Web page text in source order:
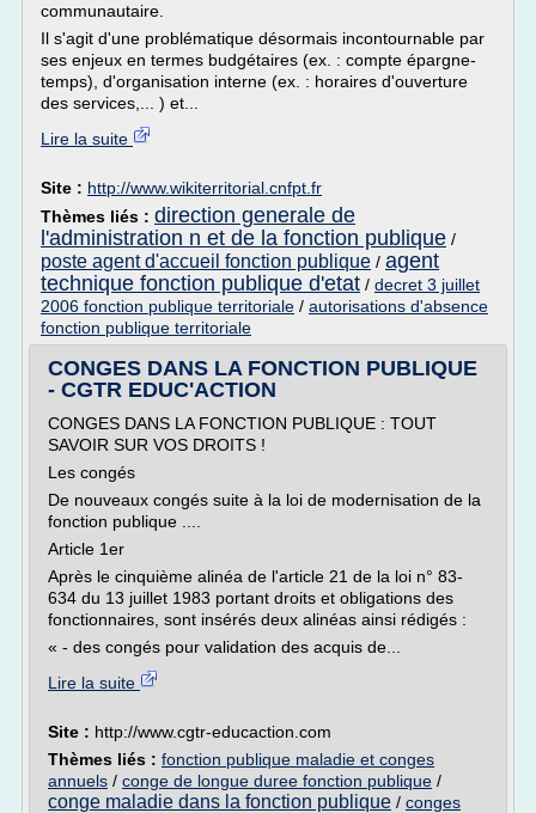
communautaire.
Il s'agit d'une problématique désormais incontournable par
ses enjeux en termes budgétaires (ex. : compte épargne-
temps), d'organisation interne (ex. : horaires d'ouverture
des services,... ) et...
Lire la suite
Site : http://www.wikiterritorial.cnfpt.fr
Thèmes liés : direction generale de
l'administration n et de la fonction publique /
poste agent d'accueil fonction publique / agent
technique fonction publique d'etat / decret 3 juillet
2006 fonction publique territoriale / autorisations d'absence
fonction publique territoriale
CONGES DANS LA FONCTION PUBLIQUE
- CGTR EDUC'ACTION
CONGES DANS LA FONCTION PUBLIQUE : TOUT
SAVOIR SUR VOS DROITS !
Les congés
De nouveaux congés suite à la loi de modernisation de la
fonction publique ....
Article 1er
Après le cinquième alinéa de l'article 21 de la loi n° 83-
634 du 13 juillet 1983 portant droits et obligations des
fonctionnaires, sont insérés deux alinéas ainsi rédigés :
« - des congés pour validation des acquis de...
Lire la suite
Site : http://www.cgtr-educaction.com
Thèmes liés : fonction publique maladie et conges
annuels / conge de longue duree fonction publique /
conge maladie dans la fonction publique / conges